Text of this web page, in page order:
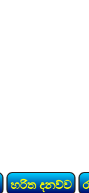
හරිත දනව්ව